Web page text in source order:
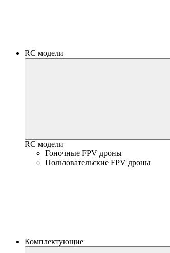
RC модели
RC модели
Гоночные FPV дроны
Пользовательские FPV дроны
Комплектующие